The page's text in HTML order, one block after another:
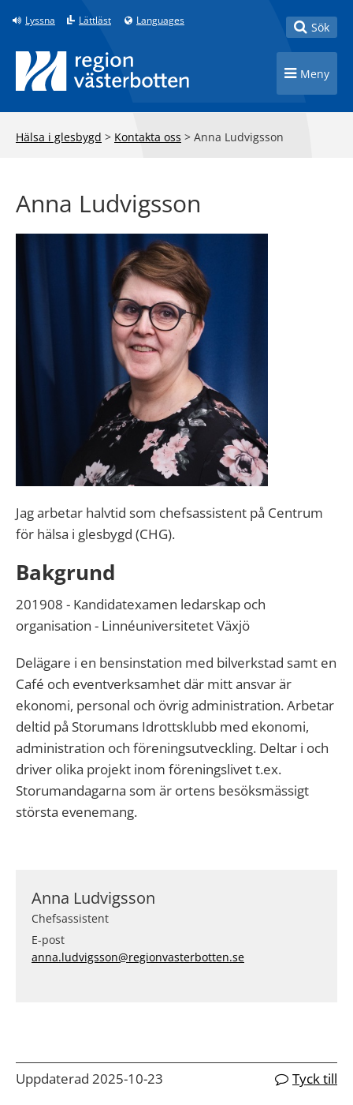
Till innehåll på sidan
Lyssna Lättläst Languages Toggle
Sök
Toggle
Meny
Hälsa i glesbygd > Kontakta oss > Anna Ludvigsson
Anna Ludvigsson
Jag arbetar halvtid som chefsassistent på Centrum
för hälsa i glesbygd (CHG).
Bakgrund
201908 - Kandidatexamen ledarskap och
organisation - Linnéuniversitetet Växjö
Delägare i en bensinstation med bilverkstad samt en
Café och eventverksamhet där mitt ansvar är
ekonomi, personal och övrig administration. Arbetar
deltid på Storumans Idrottsklubb med ekonomi,
administration och föreningsutveckling. Deltar i och
driver olika projekt inom föreningslivet t.ex.
Storumandagarna som är ortens besöksmässigt
största evenemang.
Anna Ludvigsson
Chefsassistent
E-post
anna.ludvigsson@regionvasterbotten.se
Uppdaterad 2025-10-23 Tyck till